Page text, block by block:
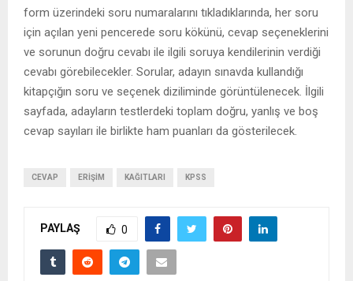
form üzerindeki soru numaralarını tıkladıklarında, her soru
için açılan yeni pencerede soru kökünü, cevap seçeneklerini
ve sorunun doğru cevabı ile ilgili soruya kendilerinin verdiği
cevabı görebilecekler. Sorular, adayın sınavda kullandığı
kitapçığın soru ve seçenek diziliminde görüntülenecek. İlgili
sayfada, adayların testlerdeki toplam doğru, yanlış ve boş
cevap sayıları ile birlikte ham puanları da gösterilecek.
CEVAP ERIŞIM KAĞITLARI KPSS
PAYLAŞ 0